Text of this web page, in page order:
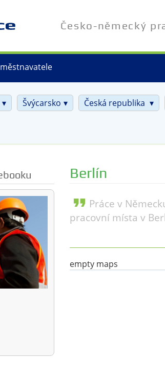
Česko-německý
Švýcarsko Česká republika
Berlín
format_quote Práce v
pracovní místa v
empty maps